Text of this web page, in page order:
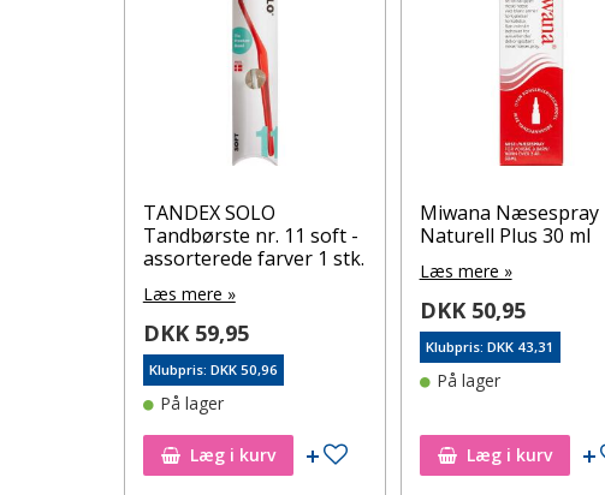
Tilføj til ønskeseddel
TANDEX SOLO
Tandbørste nr. 11 soft -
assorterede farver 1 stk.
Læs mere »
DKK 59,95
Klubpris: DKK 50,96
På lager
Læg i kurv Tilføj til ønskeseddel
Miwana Næsespray
Naturell Plus 30 ml
Læs mere »
DKK 50,95
Klubpris: DKK 43,31
På lager
Læg i kurv